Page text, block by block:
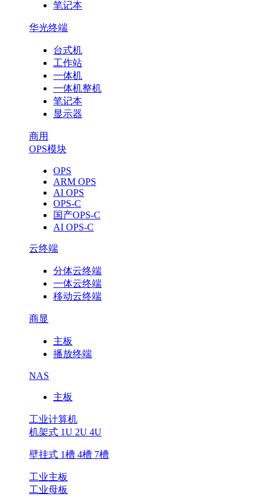
笔记本
华光终端
台式机
工作站
一体机
一体机整机
笔记本
显示器
商用
OPS模块
OPS
ARM OPS
AI OPS
OPS-C
国产OPS-C
AI OPS-C
云终端
分体云终端
一体云终端
移动云终端
商显
主板
播放终端
NAS
主板
工业计算机
机架式 1U 2U 4U
壁挂式 1槽 4槽 7槽
工业主板
工业母板